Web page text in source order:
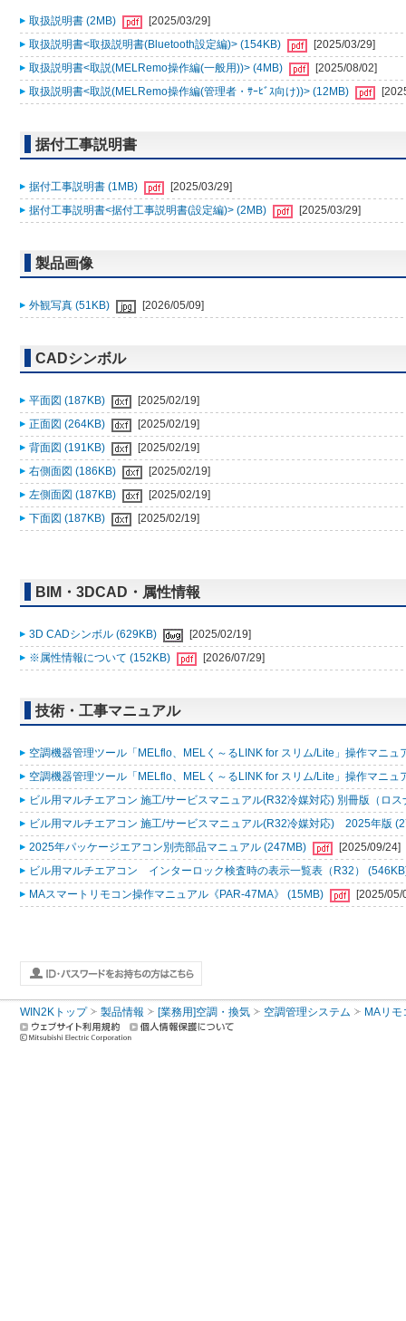
取扱説明書 (2MB)
[2025/03/29]
取扱説明書<取扱説明書(Bluetooth設定編)> (154KB)
[2025/03/29]
取扱説明書<取説(MELRemo操作編(一般用))> (4MB)
[2025/08/02]
取扱説明書<取説(MELRemo操作編(管理者・ｻｰﾋﾞｽ向け))> (12MB)
据付工事説明書
据付工事説明書 (1MB)
[2025/03/29]
据付工事説明書<据付工事説明書(設定編)> (2MB)
[2025/03/29]
製品画像
外観写真 (51KB) [2026/05/09]
CADシンボル
平面図 (187KB)
[2025/02/19]
正面図 (264KB)
[2025/02/19]
背面図 (191KB)
[2025/02/19]
右側面図 (186KB)
[2025/02/19]
左側面図 (187KB)
[2025/02/19]
下面図 (187KB)
[2025/02/19]
BIM・3DCAD・属性情報
3D CADシンボル (629KB)
[2025/02/19]
※属性情報について (152KB)
[2026/07/29]
技術・工事マニュアル
空調機器管理ツール「MELflo、MELく～るLINK for スリム/Lite」操作マニュ
空調機器管理ツール「MELflo、MELく～るLINK for スリム/Lite」操作マニュ
ビル用マルチエアコン 施工/サービスマニュアル(R32冷媒対応) 別冊版（ロ
ビル用マルチエアコン 施工/サービスマニュアル(R32冷媒対応) 2025年版
2025年パッケージエアコン別売部品マニュアル (247MB)
[2025/09/24]
ビル用マルチエアコン インターロック検査時の表示一覧表（R32）
MAスマートリモコン操作マニュアル《PAR-47MA》 (15MB)
[2025/05/
WIN2Kトップ 製品情報 [業務用]空調・換気 空調管理システム MAリモ